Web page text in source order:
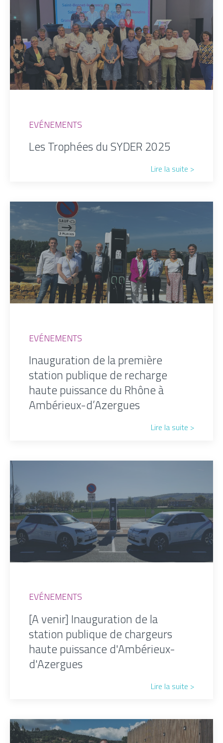
EVÉNEMENTS
Les Trophées du SYDER 2025
Lire la suite >
EVÉNEMENTS
Inauguration de la première
station publique de recharge
haute puissance du Rhône à
Ambérieux-d’Azergues
Lire la suite >
EVÉNEMENTS
[A venir] Inauguration de la
station publique de chargeurs
haute puissance d'Ambérieux-
d'Azergues
Lire la suite >